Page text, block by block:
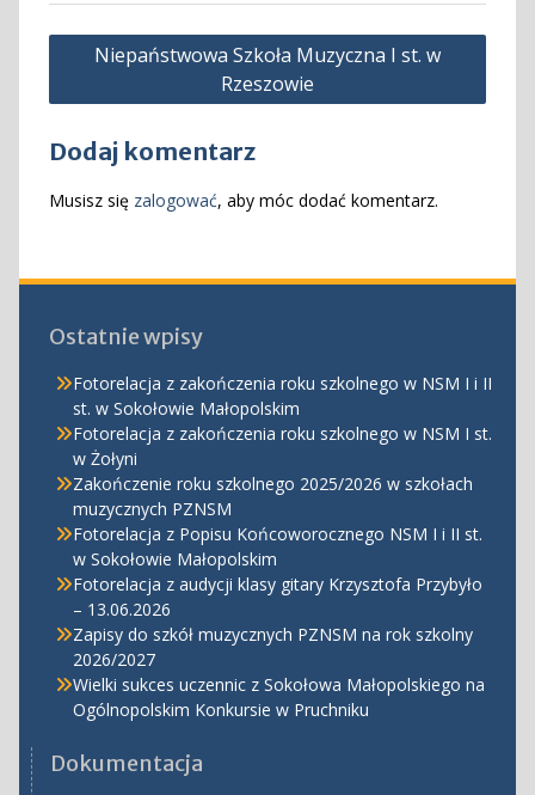
Nawigacja
Niepaństwowa Szkoła Muzyczna I st. w
Rzeszowie
Dodaj komentarz
Musisz się zalogować, aby móc dodać komentarz.
Ostatnie wpisy
Fotorelacja z zakończenia roku szkolnego w NSM I i II
st. w Sokołowie Małopolskim
Fotorelacja z zakończenia roku szkolnego w NSM I st.
w Żołyni
Zakończenie roku szkolnego 2025/2026 w szkołach
muzycznych PZNSM
Fotorelacja z Popisu Końcoworocznego NSM I i II st.
w Sokołowie Małopolskim
Fotorelacja z audycji klasy gitary Krzysztofa Przybyło
– 13.06.2026
Zapisy do szkół muzycznych PZNSM na rok szkolny
2026/2027
Wielki sukces uczennic z Sokołowa Małopolskiego na
Ogólnopolskim Konkursie w Pruchniku
Dokumentacja